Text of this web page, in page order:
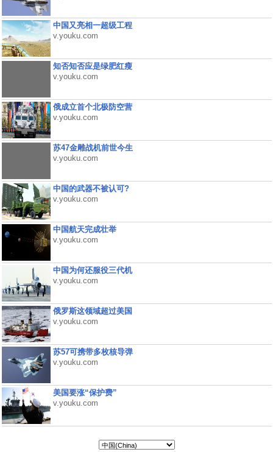
中国又亮相一超级工程
v.youku.com
知否知否应是绿肥红瘦
v.youku.com
俄成立首个北极防空营
v.youku.com
苏47金雕战机前世今生
v.youku.com
中国的武器不被认可?
v.youku.com
中国航天完成壮举
v.youku.com
中国为何还服役三代机
v.youku.com
俄罗斯这领域超过美国
v.youku.com
苏57可携带多枚核导弹
v.youku.com
美国要涨“保护费”
v.youku.com